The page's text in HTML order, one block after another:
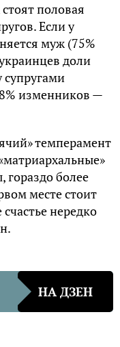
половая
Если у
муж (75%
доли
изменников —
темперамент
более
месте стоит
нередко
НА ДЗЕН